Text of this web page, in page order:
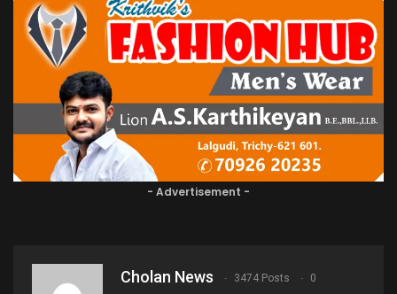
- Advertisement -
Cholan News 3474 Posts 0